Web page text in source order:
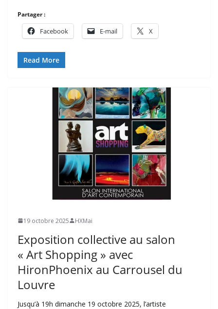
Partager :
Facebook E-mail X
Read More
19 octobre 2025 HXMai
Exposition collective au salon
« Art Shopping » avec
HironPhoenix au Carrousel du
Louvre
Jusqu’à 19h dimanche 19 octobre 2025, l’artiste